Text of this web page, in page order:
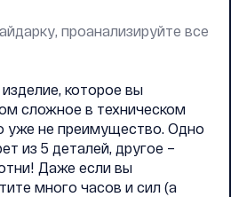
проанализируйте все
которое вы
сложное в техническом
уже не преимущество. Одно
из 5 деталей, другое –
Даже если вы
много часов и сил (а